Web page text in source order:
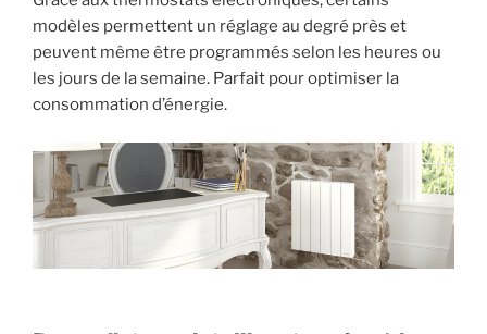
modèles permettent un réglage au degré près et
peuvent même être programmés selon les heures ou
les jours de la semaine. Parfait pour optimiser la
consommation d’énergie.